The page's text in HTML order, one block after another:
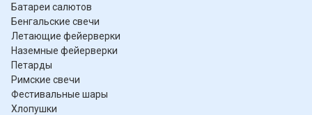
Батареи салютов
Бенгальские свечи
Летающие фейерверки
Наземные фейерверки
Петарды
Римские свечи
Фестивальные шары
Хлопушки